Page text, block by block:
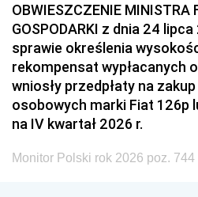
OBWIESZCZENIE MINISTRA
GOSPODARKI z dnia 24
sprawie określenia
rekompensat wypłacanych
wniosły przedpłaty na
osobowych marki Fiat 126p
na IV kwartał 2026 r.
Monitor Polski rok 2026 poz. 744